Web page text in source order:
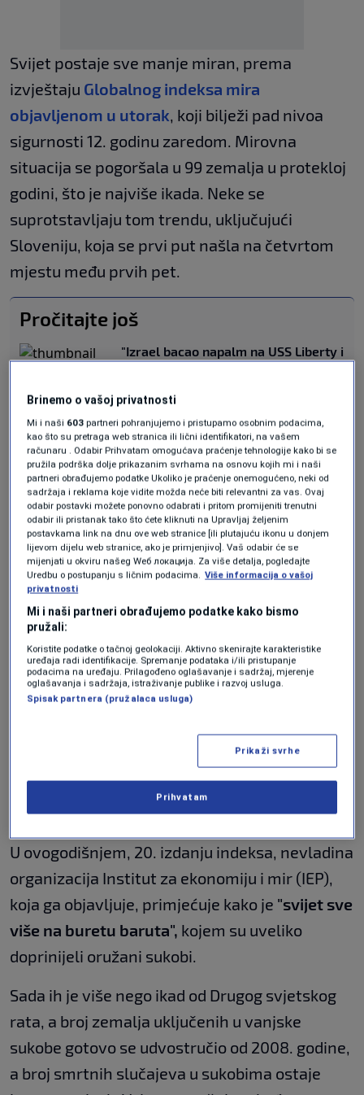
Svijet postaje sve manje miran, prema
izvještaju Globalnog indeksa mira
objavljenom u utorak , koji bilježi pad nivoa
sigurnosti 12. godinu zaredom. Mirovna
situacija se pogoršala u 99 zemalja u protekloj
godini, što je najviše ikada. Neke se
suprotstavljaju tom trendu, uključujući
Sloveniju, koja se prvi put našla na četvrtom
mjestu među prvih pet.
Pročitajte još
"Izrael bacao napalm na USS Liberty i
ubio 34 vojnika, gađao američke
najšokantnije šta je uradio
Washington"
SVIJET|10. jun.
Izgradili najveću svjetsku solarnu
farmu u pustinji, a onda morali
dovesti 20.000 ovaca da je spase
TEHNOLOGIJA | 10. jun.
Upravo izbušili najdublju rupu ikada u
Britaniji, 5,3 kilometra, zbog "obične"
vode, a onda otkrili da ona sadrži
bogatstvo
Nova: Jedan od najbogatijih
metara na Bežanijskoj kosi
EKONOMIJA|10. jun.
Globalni indeks mira procjenjuje mir u 163
zemlje na osnovu 23 kvalitativna i
kvantitativna pokazatelja, od vojnih troškova i
trenutnih sukoba do stope ubistava i osjećaja
sigurnosti,prenosi BBC.
U ovogodišnjem, 20. izdanju indeksa, nevladina
organizacija Institut za ekonomiju i mir (IEP),
koja ga objavljuje, primjećuje kako je "svijet sve
više na buretu baruta", kojem su uveliko
doprinijeli oružani sukobi.
Sada ih je više nego ikad od Drugog svjetskog
rata, a broj zemalja uključenih u vanjske
sukobe gotovo se udvostručio od 2008. godine,
a broj smrtnih slučajeva u sukobima ostaje
Brinemo o vašoj privatnosti
Mi i naši 603 partneri pohranjujemo i pristupamo osobnim podacima,
kao što su pretraga web stranica ili lični identifikatori, na vašem
računaru . Odabir Prihvatam omogućava praćenje tehnologije kako bi se
pružila podrška dolje prikazanim svrhama na osnovu kojih mi i naši
partneri obrađujemo podatke Ukoliko je praćenje onemogućeno, neki od
sadržaja i reklama koje vidite možda neće biti relevantni za vas. Ovaj
odabir postavki možete ponovno odabrati i pritom promijeniti trenutni
odabir ili pristanak tako što ćete kliknuti na Upravljaj željenim
postavkama link na dnu ove web stranice [ili plutajuću ikonu u donjem
lijevom dijelu web stranice, ako je primjenjivo]. Vaš odabir će se
mijenjati u okviru našeg Wеб локација. Za više detalja, pogledajte
Uredbu o postupanju s ličnim podacima. Više informacija o vašoj
privatnosti
Mi i naši partneri obrađujemo podatke kako bismo
pružali:
Koristite podatke o tačnoj geolokaciji. Aktivno skenirajte karakteristike
uređaja radi identifikacije. Spremanje podataka i/ili pristupanje
podacima na uređaju. Prilagođeno oglašavanje i sadržaj, mjerenje
oglašavanja i sadržaja, istraživanje publike i razvoj usluga.
Spisak partnera (pružalaca usluga)
Prikaži svrhe
Prihvatam